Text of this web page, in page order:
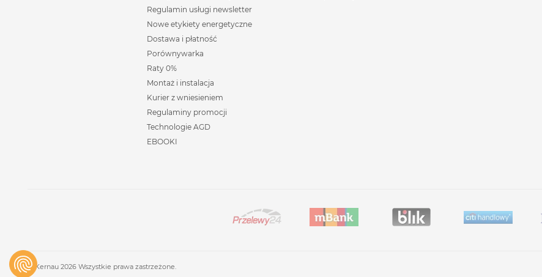
Regulamin usługi newsletter
Nowe etykiety energetyczne
Dostawa i płatność
Porównywarka
Raty 0%
Montaż i instalacja
Kurier z wniesieniem
Regulaminy promocji
Technologie AGD
EBOOKI
© Kernau 2026 Wszystkie prawa zastrzeżone.